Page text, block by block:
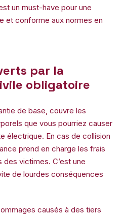
un must-have pour une
et conforme aux normes en
par la
obligatoire
de base, couvre les
que vous pourriez causer
électrique. En cas de collision
prend en charge les frais
des victimes. C’est une
de lourdes conséquences
causés à des tiers